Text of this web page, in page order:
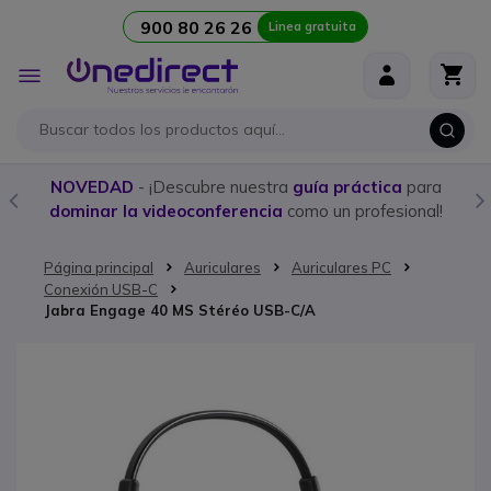
900 80 26 26 Linea gratuita
Toggle
Nav
NOVEDAD - ¡Descubre nuestra guía práctica para
dominar la videoconferencia como un profesional!
Página principal Auriculares
Auriculares PC
Conexión USB-C
Jabra Engage 40 MS Stéréo USB-C/A